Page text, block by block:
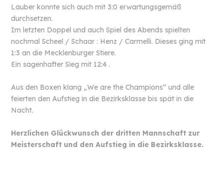
Lauber konnte sich auch mit 3:0 erwartungsgemäß
durchsetzen.
Im letzten Doppel und auch Spiel des Abends spielten
nochmal Scheel / Schaar : Henz / Carmelli. Dieses ging mit
1:3 an die Mecklenburger Stiere.
Ein sagenhafter Sieg mit 12:4 .
Aus den Boxen klang „We are the Champions“ und alle
feierten den Aufstieg in die Bezirksklasse bis spät in die
Nacht.
Herzlichen Glückwunsch der dritten Mannschaft zur
Meisterschaft und den Aufstieg in die Bezirksklasse.